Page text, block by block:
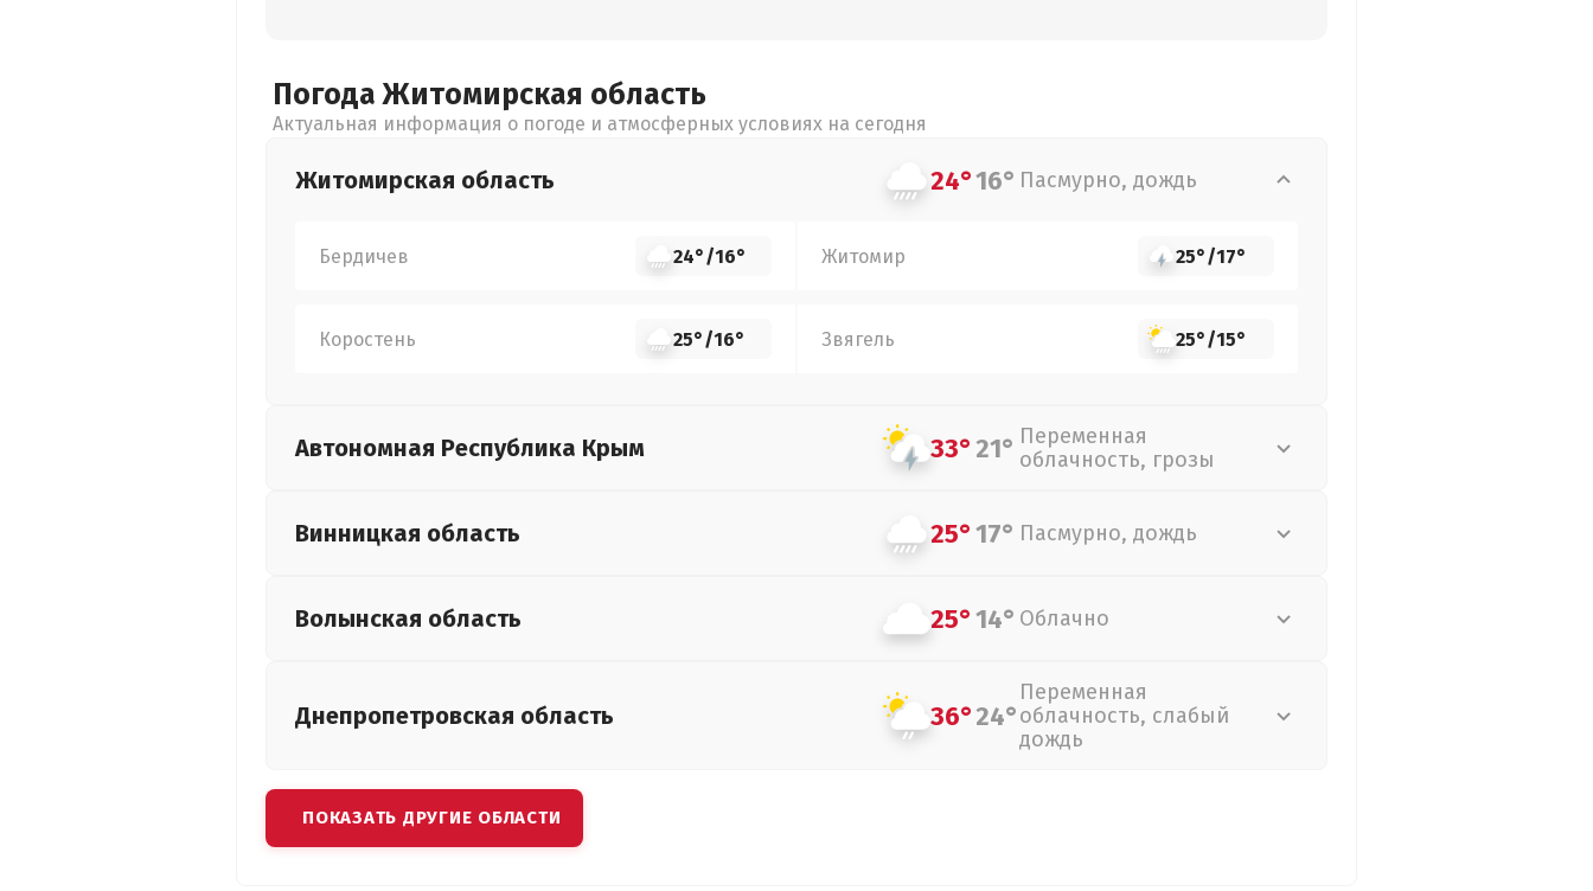
Погода Житомирская область
Актуальная информация о погоде и атмосферных условиях на сегодня
Житомирская область 24°16° Пасмурно, дождь
Бердичев 24°/16° Житомир 25°/17°
Коростень 25°/16° Звягель 25°/15°
Автономная Республика Крым 33°21° Переменная
облачность, грозы
Винницкая область 25°17° Пасмурно, дождь
Волынская область 25°14° Облачно
Днепропетровская область 36°24°
Переменная
облачность, слабый
дождь
ПОКАЗАТЬ ДРУГИЕ ОБЛАСТИ